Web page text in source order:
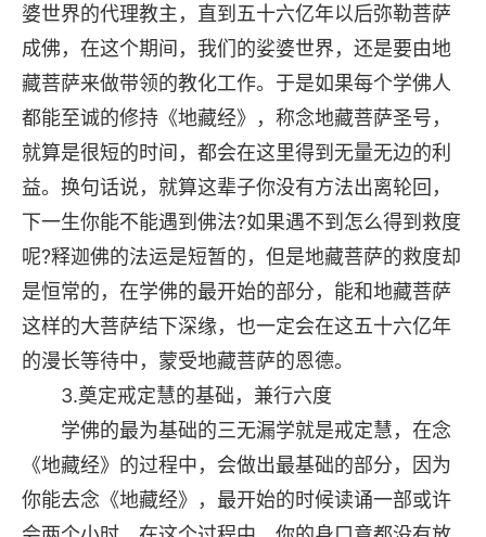
婆世界的代理教主，直到五十六亿年以后弥勒菩萨
成佛，在这个期间，我们的娑婆世界，还是要由地
藏菩萨来做带领的教化工作。于是如果每个学佛人
都能至诚的修持《地藏经》，称念地藏菩萨圣号，
就算是很短的时间，都会在这里得到无量无边的利
益。换句话说，就算这辈子你没有方法出离轮回，
下一生你能不能遇到佛法?如果遇不到怎么得到救度
呢?释迦佛的法运是短暂的，但是地藏菩萨的救度却
是恒常的，在学佛的最开始的部分，能和地藏菩萨
这样的大菩萨结下深缘，也一定会在这五十六亿年
的漫长等待中，蒙受地藏菩萨的恩德。
3.奠定戒定慧的基础，兼行六度
学佛的最为基础的三无漏学就是戒定慧，在念
《地藏经》的过程中，会做出最基础的部分，因为
你能去念《地藏经》，最开始的时候读诵一部或许